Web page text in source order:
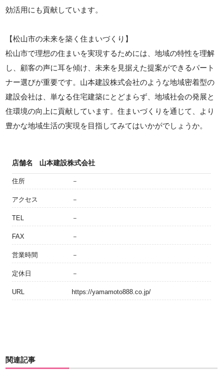
効活用にも貢献しています。
【松山市の未来を築く住まいづくり】
松山市で理想の住まいを実現するためには、地域の特性を理解
し、顧客の声に耳を傾け、未来を見据えた提案ができるパート
ナー選びが重要です。山本建設株式会社のような地域密着型の
建設会社は、単なる住宅建築にとどまらず、地域社会の発展と
住環境の向上に貢献しています。住まいづくりを通じて、より
豊かな地域生活の実現を目指してみてはいかがでしょうか。
店舗名 山本建設株式会社
住所 －
アクセス －
TEL －
FAX －
営業時間 －
定休日 －
URL https://yamamoto888.co.jp/
関連記事